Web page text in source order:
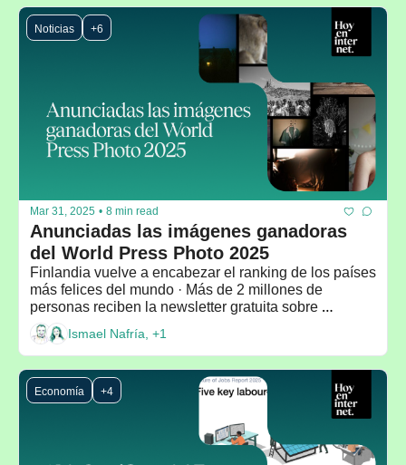
Noticias +6
Mar 31, 2025 • 8 min read
Anunciadas las imágenes ganadoras
del World Press Photo 2025
Finlandia vuelve a encabezar el ranking de los países
más felices del mundo · Más de 2 millones de
personas reciben la newsletter gratuita sobre
inteligencia emocional de Daniel Goleman
Ismael Nafría, +1
Economía +4